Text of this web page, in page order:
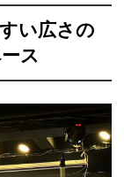
い広さの
ス